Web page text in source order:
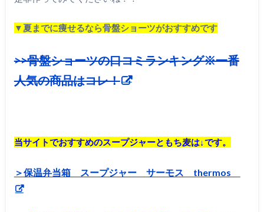
▼夏までに痩せるなら骨盤ショーツがおすすめです
>>骨盤ショーツの口コミランキング※一番
人気の商品はコレ！
当サイトでおすすめのスープジャーともち麦は↓です。
＞保温弁当箱 スープジャー サーモス thermos